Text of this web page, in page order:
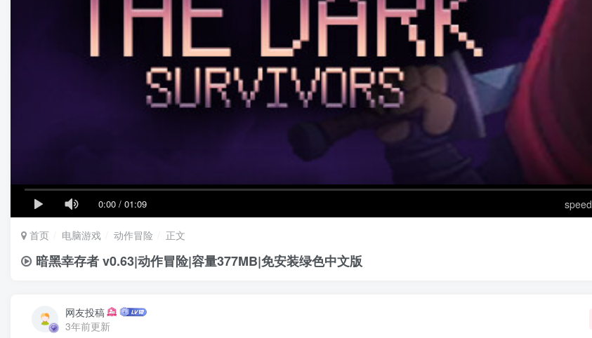
0:00 / 01:09 speed
首页 电脑游戏 动作冒险 正文
暗黑幸存者 v0.63|动作冒险|容量377MB|免安装绿色中文版
网友投稿
3年前更新